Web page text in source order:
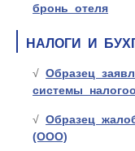
бронь отеля
НАЛОГИ И
Образец
системы
Образец
(ООО)